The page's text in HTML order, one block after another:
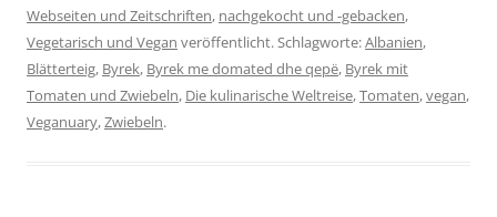
Webseiten und Zeitschriften, nachgekocht und -gebacken,
Vegetarisch und Vegan veröffentlicht. Schlagworte:Albanien,
Blätterteig, Byrek, Byrek me domated dhe qepë, Byrek mit
Tomaten und Zwiebeln, Die kulinarische Weltreise,Tomaten,vegan,
Veganuary,Zwiebeln.